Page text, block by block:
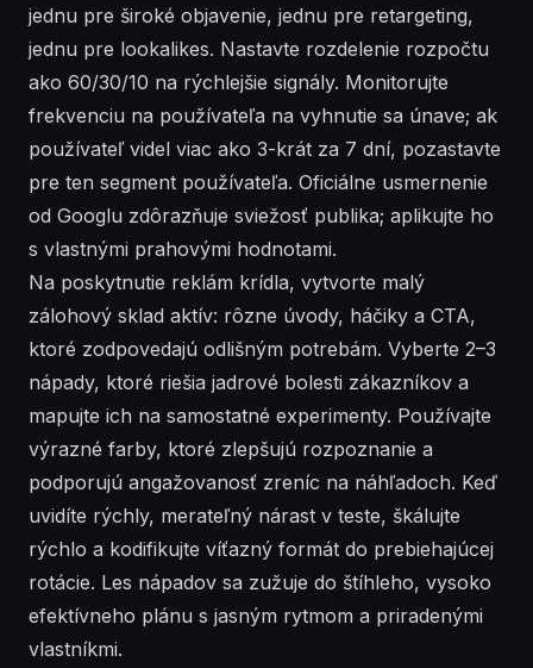
jednu pre široké objavenie, jednu pre retargeting,
jednu pre lookalikes. Nastavte rozdelenie rozpočtu
ako 60/30/10 na rýchlejšie signály. Monitorujte
frekvenciu na používateľa na vyhnutie sa únave; ak
používateľ videl viac ako 3-krát za 7 dní, pozastavte
pre ten segment používateľa. Oficiálne usmernenie
od Googlu zdôrazňuje sviežosť publika; aplikujte ho
s vlastnými prahovými hodnotami.
Na poskytnutie reklám krídla, vytvorte malý
zálohový sklad aktív: rôzne úvody, háčiky a CTA,
ktoré zodpovedajú odlišným potrebám. Vyberte 2–3
nápady, ktoré riešia jadrové bolesti zákazníkov a
mapujte ich na samostatné experimenty. Používajte
výrazné farby, ktoré zlepšujú rozpoznanie a
podporujú angažovanosť zreníc na náhľadoch. Keď
uvidíte rýchly, merateľný nárast v teste, škálujte
rýchlo a kodifikujte víťazný formát do prebiehajúcej
rotácie. Les nápadov sa zužuje do štíhleho, vysoko
efektívneho plánu s jasným rytmom a priradenými
vlastníkmi.